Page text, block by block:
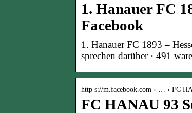
1. Hanauer FC
Facebook
1. Hanauer FC 1893 –
sprechen darüber · 491
http s://m.facebook.com › … › FC
FC HANAU 93